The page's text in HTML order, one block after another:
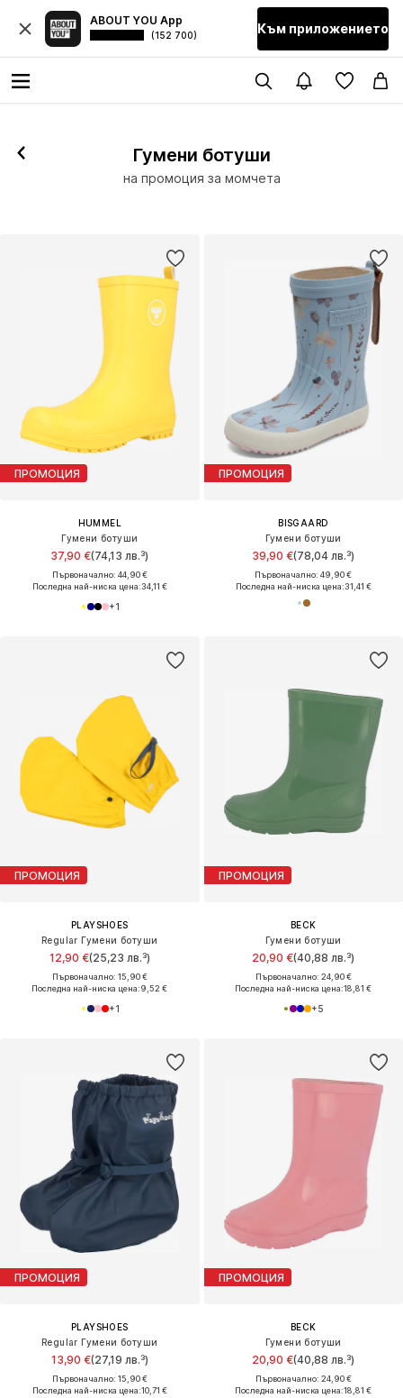
ABOUT YOU App
(152 700) Към приложението
Гумени ботуши
на промоция за момчета
ПРОМОЦИЯ
HUMMEL
Гумени ботуши
37,90 €(74,13 лв.³)
Първоначално: 44,90 €
Последна най-ниска цена:34,11 €
+1
ПРОМОЦИЯ
BISGAARD
Гумени ботуши
39,90 €(78,04 лв.³)
Първоначално: 49,90 €
Последна най-ниска цена:31,41 €
ПРОМОЦИЯ
PLAYSHOES
Regular Гумени ботуши
12,90 €(25,23 лв.³)
Първоначално: 15,90 €
Последна най-ниска цена:9,52 €
+1
ПРОМОЦИЯ
BECK
Гумени ботуши
20,90 €(40,88 лв.³)
Първоначално: 24,90 €
Последна най-ниска цена:18,81 €
+5
ПРОМОЦИЯ
PLAYSHOES
Regular Гумени ботуши
13,90 €(27,19 лв.³)
Първоначално: 15,90 €
Последна най-ниска цена:10,71 €
ПРОМОЦИЯ
BECK
Гумени ботуши
20,90 €(40,88 лв.³)
Първоначално: 24,90 €
Последна най-ниска цена:18,81 €